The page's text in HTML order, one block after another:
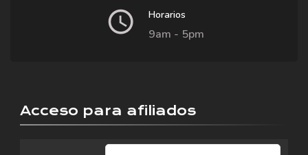
Horarios
9am - 5pm
Acceso para afiliados